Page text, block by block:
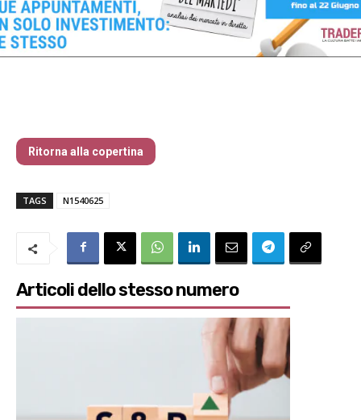
Ritorna alla copertina
TAGS N1540625
Articoli dello stesso numero